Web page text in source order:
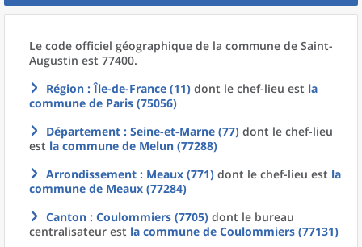
Le code officiel géographique de la commune de Saint-
Augustin est 77400.
Région : Île-de-France (11) dont le chef-lieu est la
commune de Paris (75056)
Département : Seine-et-Marne (77) dont le chef-lieu
est la commune de Melun (77288)
Arrondissement : Meaux (771) dont le chef-lieu est la
commune de Meaux (77284)
Canton : Coulommiers (7705) dont le bureau
centralisateur est la commune de Coulommiers (77131)